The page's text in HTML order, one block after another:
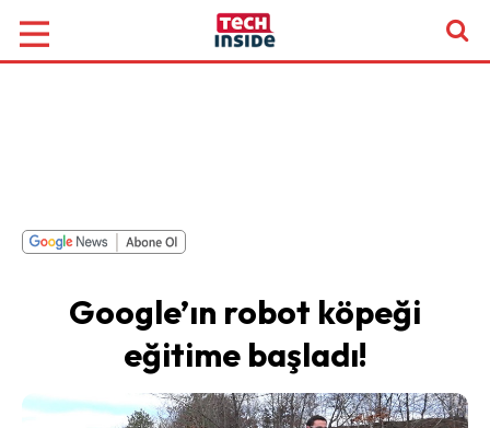
Google’ın robot köpeği
eğitime başladı!